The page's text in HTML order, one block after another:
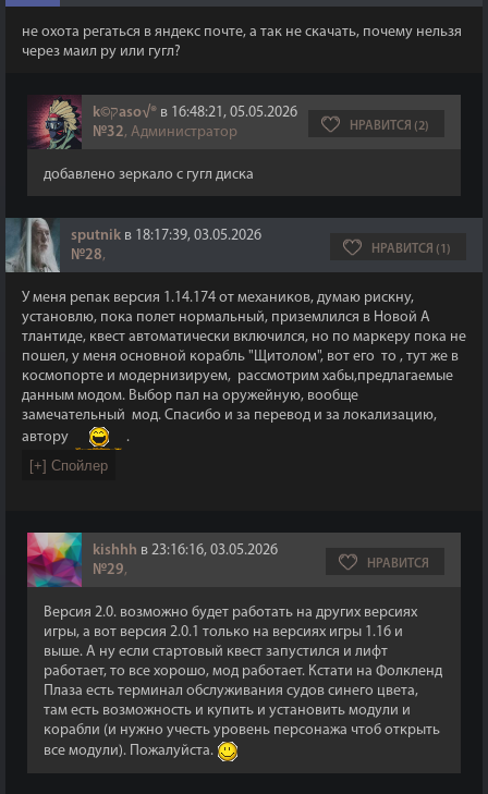
не охота регаться в яндекс почте, а так не скачать, почему нельзя
через маил ру или гугл?
k©קaso√® в 16:48:21, 05.05.2026
№32, Администратор НРАВИТСЯ (2)
добавлено зеркало с гугл диска
sputnik в 18:17:39, 03.05.2026
№28, НРАВИТСЯ (1)
У меня репак версия 1.14.174 от механиков, думаю рискну,
установлю, пока полет нормальный, приземлился в Новой А
тлантиде, квест автоматически включился, но по маркеру пока не
пошел, у меня основной корабль "Щитолом", вот его то , тут же в
космопорте и модернизируем, рассмотрим хабы,предлагаемые
данным модом. Выбор пал на оружейную, вообще
замечательный мод. Спасибо и за перевод и за локализацию,
автору
.
kishhh в 23:16:16, 03.05.2026
№29, НРАВИТСЯ
Версия 2.0. возможно будет работать на других версиях
игры, а вот версия 2.0.1 только на версиях игры 1.16 и
выше. А ну если стартовый квест запустился и лифт
работает, то все хорошо, мод работает. Кстати на Фолкленд
Плаза есть терминал обслуживания судов синего цвета,
там есть возможность и купить и установить модули и
корабли (и нужно учесть уровень персонажа чтоб открыть
все модули). Пожалуйста.